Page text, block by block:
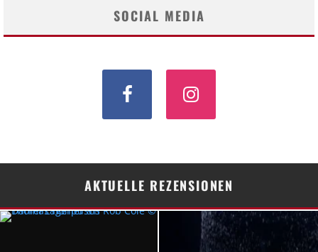
SOCIAL MEDIA
AKTUELLE REZENSIONEN